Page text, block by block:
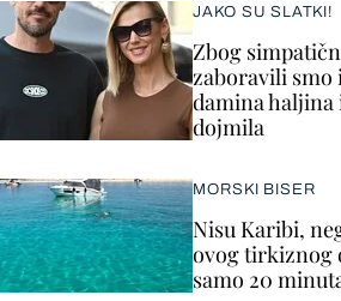
JAKO SU SLATKI!
Zbog
zaboravili smo
damina haljina
dojmila
MORSKI BISER
Nisu Karibi,
ovog tirkiznog
samo 20